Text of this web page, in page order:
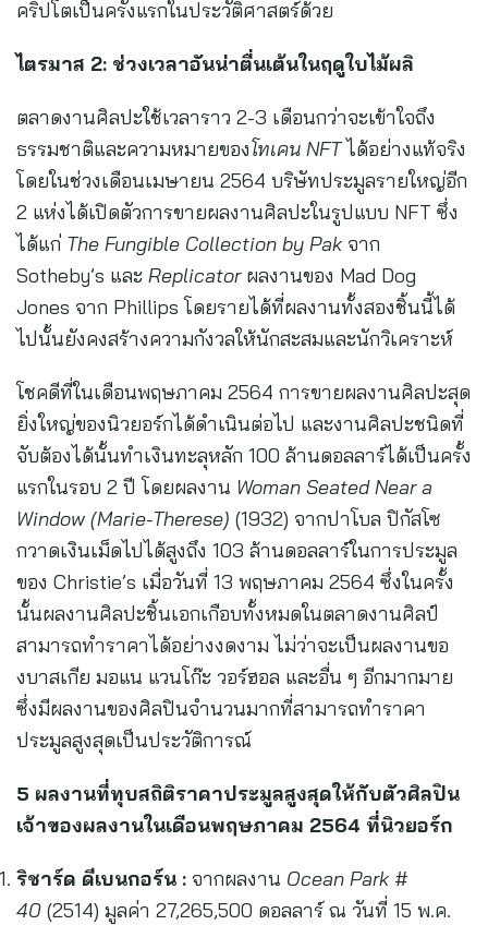
คริปโตเป็นครั้งแรกในประวัติศาสตร์ด้วย
ไตรมาส 2: ช่วงเวลาอันน่าตื่นเต้นในฤดูใบไม้ผลิ
ตลาดงานศิลปะใช้เวลาราว 2-3 เดือนกว่าจะเข้าใจถึง
ธรรมชาติและความหมายของโทเคน NFTได้อย่างแท้จริง
โดยในช่วงเดือนเมษายน 2564 บริษัทประมูลรายใหญ่อีก
2 แห่งได้เปิดตัวการขายผลงานศิลปะในรูปแบบ NFT ซึ่ง
ได้แก่ The Fungible Collection by Pak จาก
Sotheby’s และ Replicator ผลงานของ Mad Dog
Jones จาก Phillips โดยรายได้ที่ผลงานทั้งสองชิ้นนี้ได้
ไปนั้นยังคงสร้างความกังวลให้นักสะสมและนักวิเคราะห์
โชคดีที่ในเดือนพฤษภาคม 2564 การขายผลงานศิลปะสุด
ยิ่งใหญ่ของนิวยอร์กได้ดำเนินต่อไป และงานศิลปะชนิดที่
จับต้องได้นั้นทำเงินทะลุหลัก 100 ล้านดอลลาร์ได้เป็นครั้ง
แรกในรอบ 2 ปี โดยผลงาน Woman Seated Near a
Window (Marie-Therese) (1932) จากปาโบล ปิกัสโซ
กวาดเงินเม็ดไปได้สูงถึง 103 ล้านดอลลาร์ในการประมูล
ของ Christie’s เมื่อวันที่ 13 พฤษภาคม 2564 ซึ่งในครั้ง
นั้นผลงานศิลปะชิ้นเอกเกือบทั้งหมดในตลาดงานศิลป์
สามารถทำราคาได้อย่างงดงาม ไม่ว่าจะเป็นผลงานขอ
งบาสเกีย มอแน แวนโก๊ะ วอร์ฮอล และอื่น ๆ อีกมากมาย
ซึ่งมีผลงานของศิลปินจำนวนมากที่สามารถทำราคา
ประมูลสูงสุดเป็นประวัติการณ์
5 ผลงานที่ทุบสถิติราคาประมูลสูงสุดให้กับตัวศิลปิน
เจ้าของผลงานในเดือนพฤษภาคม 2564 ที่นิวยอร์ก
ริชาร์ด ดีเบนกอร์น : จากผลงาน Ocean Park #
40 (2514) มูลค่า 27,265,500 ดอลลาร์ ณ วันที่ 15 พ.ค.